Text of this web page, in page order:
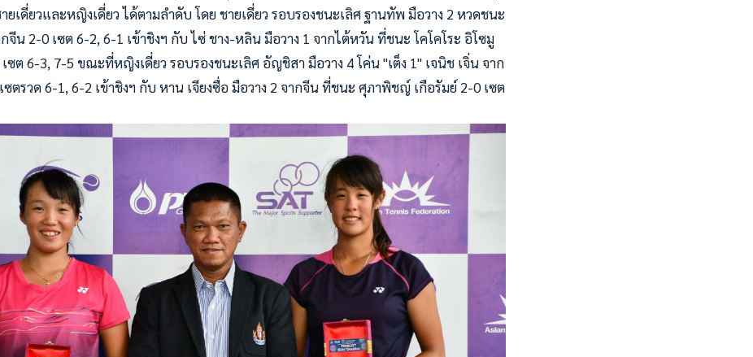
ยเดี่ยวและหญิงเดี่ยว ได้ตามลำดับ โดย ชายเดี่ยว รอบรองชนะเลิศ ฐานทัพ มือวาง 2 หวดชนะ
จีน 2-0 เซต 6-2, 6-1 เข้าชิงฯ กับ ไซ่ ชาง-หลิน มือวาง 1 จากไต้หวัน ที่ชนะ โคโคโระ อิโซมู
ซต 6-3, 7-5 ขณะที่หญิงเดี่ยว รอบรองชนะเลิศ อัญชิสา มือวาง 4 โค่น "เต็ง 1" เจนิช เจิ่น จาก
ซตรวด 6-1, 6-2 เข้าชิงฯ กับ หาน เจียงซื่อ มือวาง 2 จากจีน ที่ชนะ ศุภาพิชญ์ เกือรัมย์ 2-0 เซต